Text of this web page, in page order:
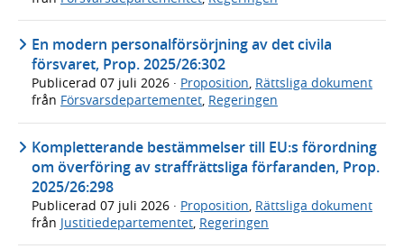
En modern personalförsörjning av det civila
försvaret, Prop. 2025/26:302
Publicerad 07 juli 2026 · Proposition, Rättsliga dokument
från Försvarsdepartementet, Regeringen
Kompletterande bestämmelser till EU:s förordning
om överföring av straffrättsliga förfaranden, Prop.
2025/26:298
Publicerad 07 juli 2026 · Proposition, Rättsliga dokument
från Justitiedepartementet, Regeringen